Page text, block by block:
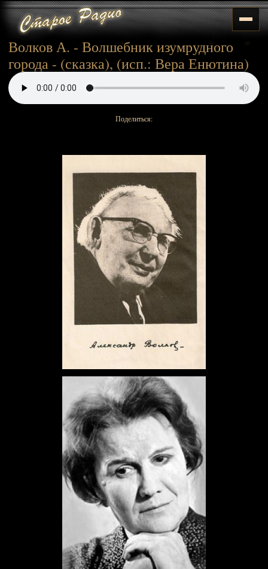
Волков А. - Волшебник изумрудного
города - (сказка), (исп.: Вера Енютина)
Поделиться: